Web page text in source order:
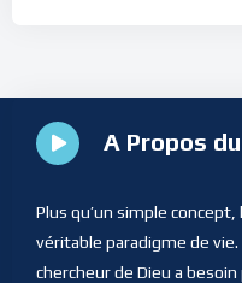
A Propos
Plus qu’un simple
véritable paradigme de vie.
chercheur de Dieu a